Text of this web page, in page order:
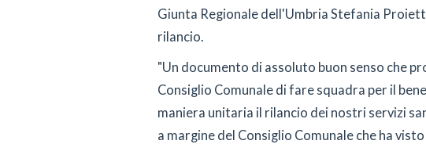
Giunta Regionale dell'Umbria Stefania
rilancio.
"Un documento di assoluto buon senso che
Consiglio Comunale di fare squadra per il
maniera unitaria il rilancio dei nostri servizi
a margine del Consiglio Comunale che ha